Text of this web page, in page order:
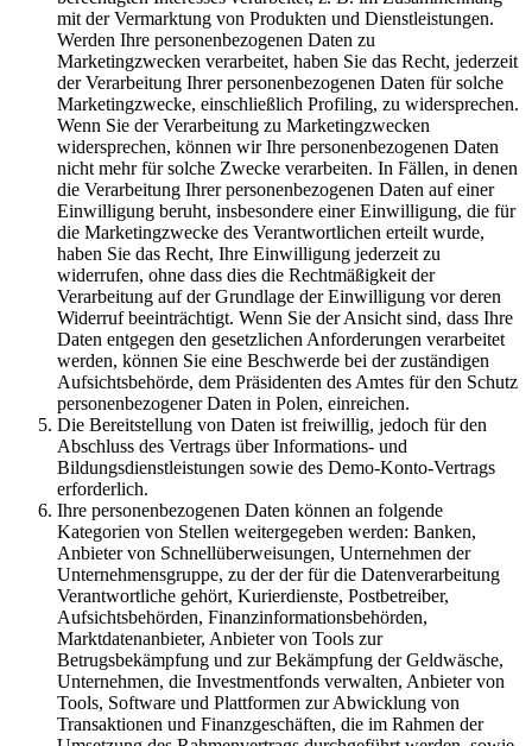
mit der Vermarktung von Produkten und Dienstleistungen.
Werden Ihre personenbezogenen Daten zu
Marketingzwecken verarbeitet, haben Sie das Recht, jederzeit
der Verarbeitung Ihrer personenbezogenen Daten für solche
Marketingzwecke, einschließlich Profiling, zu widersprechen.
Wenn Sie der Verarbeitung zu Marketingzwecken
widersprechen, können wir Ihre personenbezogenen Daten
nicht mehr für solche Zwecke verarbeiten. In Fällen, in denen
die Verarbeitung Ihrer personenbezogenen Daten auf einer
Einwilligung beruht, insbesondere einer Einwilligung, die für
die Marketingzwecke des Verantwortlichen erteilt wurde,
haben Sie das Recht, Ihre Einwilligung jederzeit zu
widerrufen, ohne dass dies die Rechtmäßigkeit der
Verarbeitung auf der Grundlage der Einwilligung vor deren
Widerruf beeinträchtigt. Wenn Sie der Ansicht sind, dass Ihre
Daten entgegen den gesetzlichen Anforderungen verarbeitet
werden, können Sie eine Beschwerde bei der zuständigen
Aufsichtsbehörde, dem Präsidenten des Amtes für den Schutz
personenbezogener Daten in Polen, einreichen.
Die Bereitstellung von Daten ist freiwillig, jedoch für den
Abschluss des Vertrags über Informations- und
Bildungsdienstleistungen sowie des Demo-Konto-Vertrags
erforderlich.
Ihre personenbezogenen Daten können an folgende
Kategorien von Stellen weitergegeben werden: Banken,
Anbieter von Schnellüberweisungen, Unternehmen der
Unternehmensgruppe, zu der der für die Datenverarbeitung
Verantwortliche gehört, Kurierdienste, Postbetreiber,
Aufsichtsbehörden, Finanzinformationsbehörden,
Marktdatenanbieter, Anbieter von Tools zur
Betrugsbekämpfung und zur Bekämpfung der Geldwäsche,
Unternehmen, die Investmentfonds verwalten, Anbieter von
Tools, Software und Plattformen zur Abwicklung von
Transaktionen und Finanzgeschäften, die im Rahmen der